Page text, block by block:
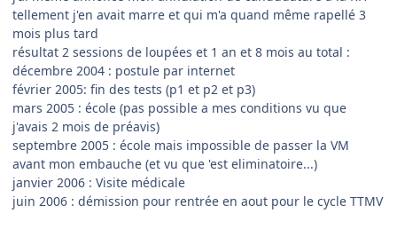
tellement j'en avait marre et qui m'a quand même rapellé 3
mois plus tard
résultat 2 sessions de loupées et 1 an et 8 mois au total :
décembre 2004 : postule par internet
février 2005: fin des tests (p1 et p2 et p3)
mars 2005 : école (pas possible a mes conditions vu que
j'avais 2 mois de préavis)
septembre 2005 : école mais impossible de passer la VM
avant mon embauche (et vu que 'est eliminatoire...)
janvier 2006 : Visite médicale
juin 2006 : démission pour rentrée en aout pour le cycle TTMV